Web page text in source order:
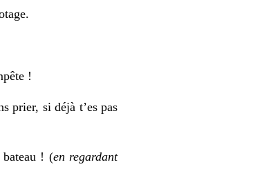
!
prier, si déjà t’es pas
bateau ! (en regardant